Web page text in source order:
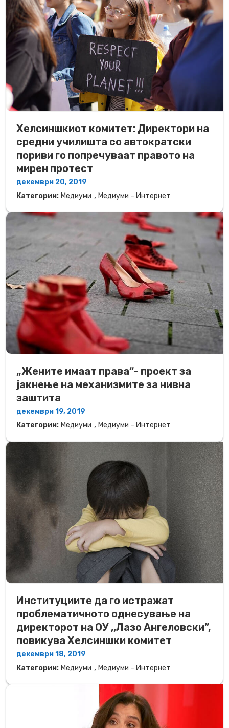
Хелсиншкиот комитет: Директори на
средни училишта со автократски
пориви го попречуваат правото на
мирен протест
декември 20, 2019
Категории: Медиуми , Медиуми – Интернет
„Жените имаат права“- проект за
јакнење на механизмите за нивна
заштита
декември 19, 2019
Категории: Медиуми , Медиуми – Интернет
Институциите да го истражат
проблематичното однесување на
директорот на ОУ ,,Лазо Ангеловски”,
повикува Хелсиншки комитет
декември 18, 2019
Категории: Медиуми , Медиуми – Интернет